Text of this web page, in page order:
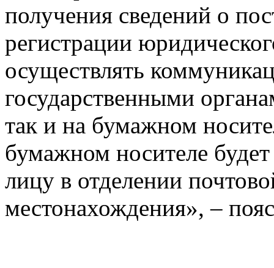
получения сведений о
регистрации
‎осуществлять
государственными
так и на бумажном
бумажном носителе
лицу в отделении
местонахождения», –